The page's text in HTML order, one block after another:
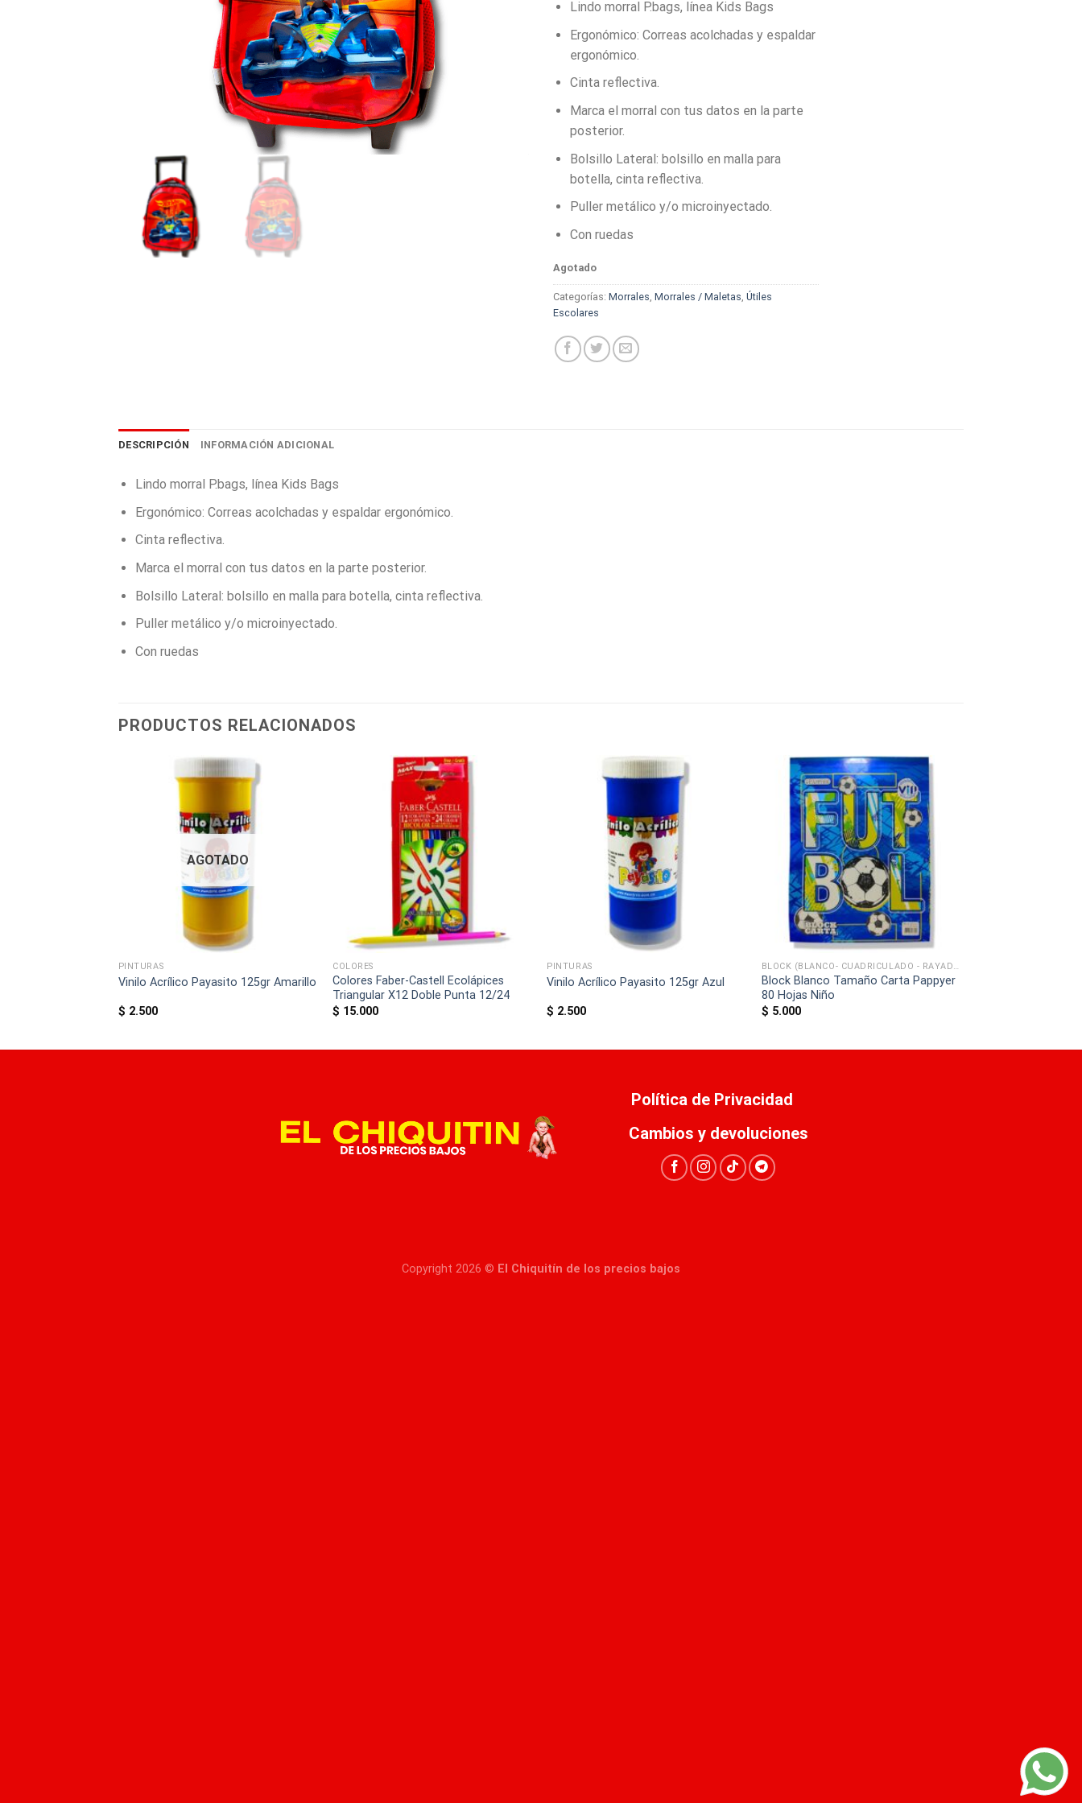
Lindo morral P.bags, línea Kids Bags
Ergonómico: Correas acolchadas y espaldar
ergonómico.
Cinta reflectiva.
Marca el morral con tus datos en la parte
posterior.
Bolsillo Lateral: bolsillo en malla para
botella, cinta reflectiva.
Puller metálico y/o microinyectado.
Con ruedas
Agotado
Categorías: Morrales, Morrales / Maletas, Útiles
Escolares
DESCRIPCIÓN INFORMACIÓN ADICIONAL
Lindo morral P.bags, línea Kids Bags
Ergonómico: Correas acolchadas y espaldar ergonómico.
Cinta reflectiva.
Marca el morral con tus datos en la parte posterior.
Bolsillo Lateral: bolsillo en malla para botella, cinta reflectiva.
Puller metálico y/o microinyectado.
Con ruedas
PRODUCTOS RELACIONADOS
AGOTADO
PINTURAS
Vinilo Acrílico Payasito 125gr Amarillo
$ 2.500
COLORES
Colores Faber-Castell Ecolápices
Triangular X12 Doble Punta 12/24
$ 15.000
PINTURAS
Vinilo Acrílico Payasito 125gr Azul
$ 2.500
BLOCK (BLANCO- CUADRICULADO - RAYADO)
Block Blanco Tamaño Carta Pappyer
80 Hojas Niño
$ 5.000
Política de Privacidad
Cambios y devoluciones
Copyright 2026 © El Chiquitín de los precios bajos